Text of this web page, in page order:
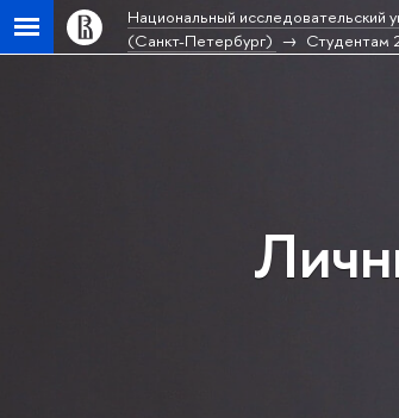
Национальный исследовательский
(Санкт-Петербург)
Студентам